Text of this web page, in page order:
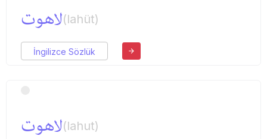
لاهوت(lahüt)
İngilizce Sözlük
لاهوت(lahut)